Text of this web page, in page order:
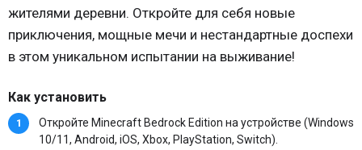
жителями деревни. Откройте для себя новые
приключения, мощные мечи и нестандартные доспехи
в этом уникальном испытании на выживание!
Как установить
Откройте Minecraft Bedrock Edition на устройстве (Windows
10/11, Android, iOS, Xbox, PlayStation, Switch).